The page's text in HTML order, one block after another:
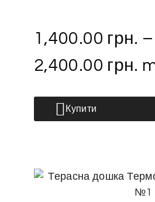
1,400.00 грн. –
2,400.00 грн.
Купити